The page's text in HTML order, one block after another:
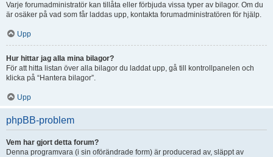
Varje forumadministratör kan tillåta eller förbjuda vissa typer av bilagor. Om du
är osäker på vad som får laddas upp, kontakta forumadministratören för hjälp.
Upp
Hur hittar jag alla mina bilagor?
För att hitta listan över alla bilagor du laddat upp, gå till kontrollpanelen och
klicka på “Hantera bilagor”.
Upp
phpBB-problem
Vem har gjort detta forum?
Denna programvara (i sin oförändrade form) är producerad av, släppt av